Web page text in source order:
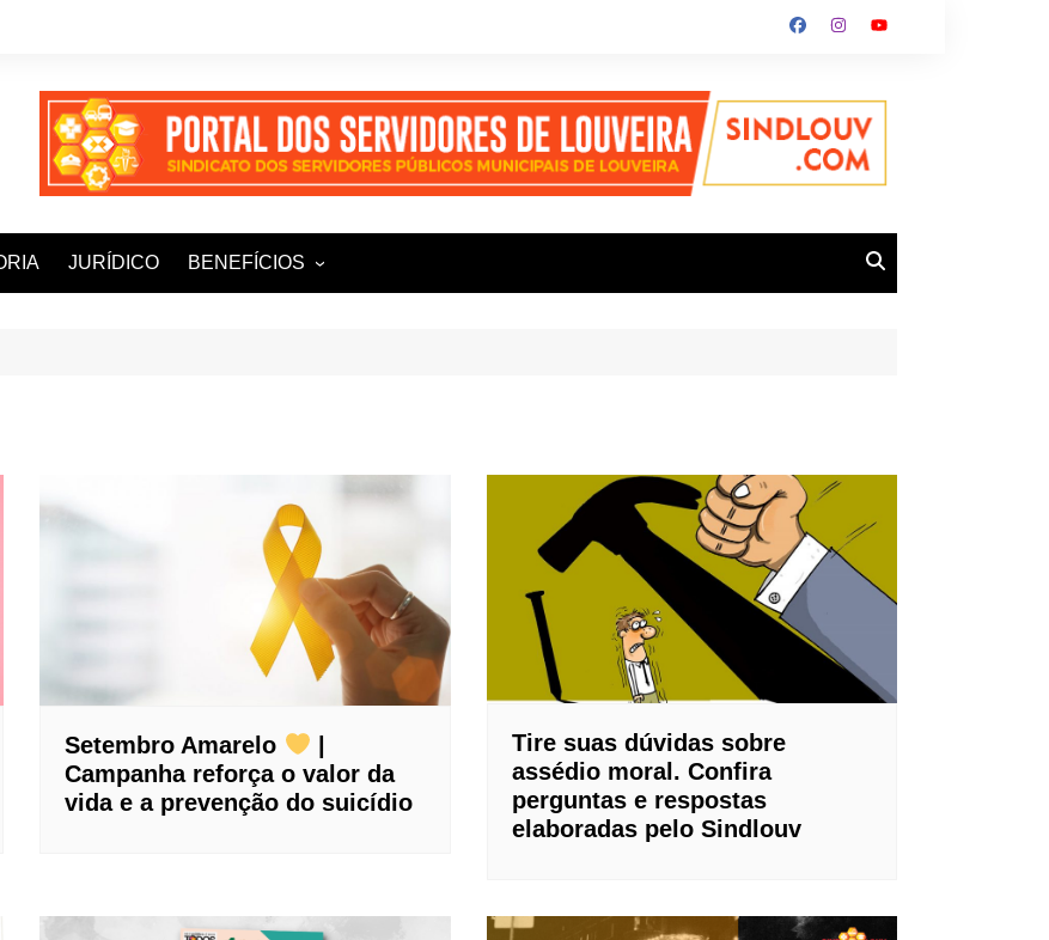
JURÍDICO BENEFÍCIOS
Unimed Saúde
Setembro Amarelo
Campanha reforça o valor da
vida e a prevenção do suicídio
Tire suas dúvidas sobre
assédio moral. Confira
perguntas e respostas
elaboradas pelo Sindlouv